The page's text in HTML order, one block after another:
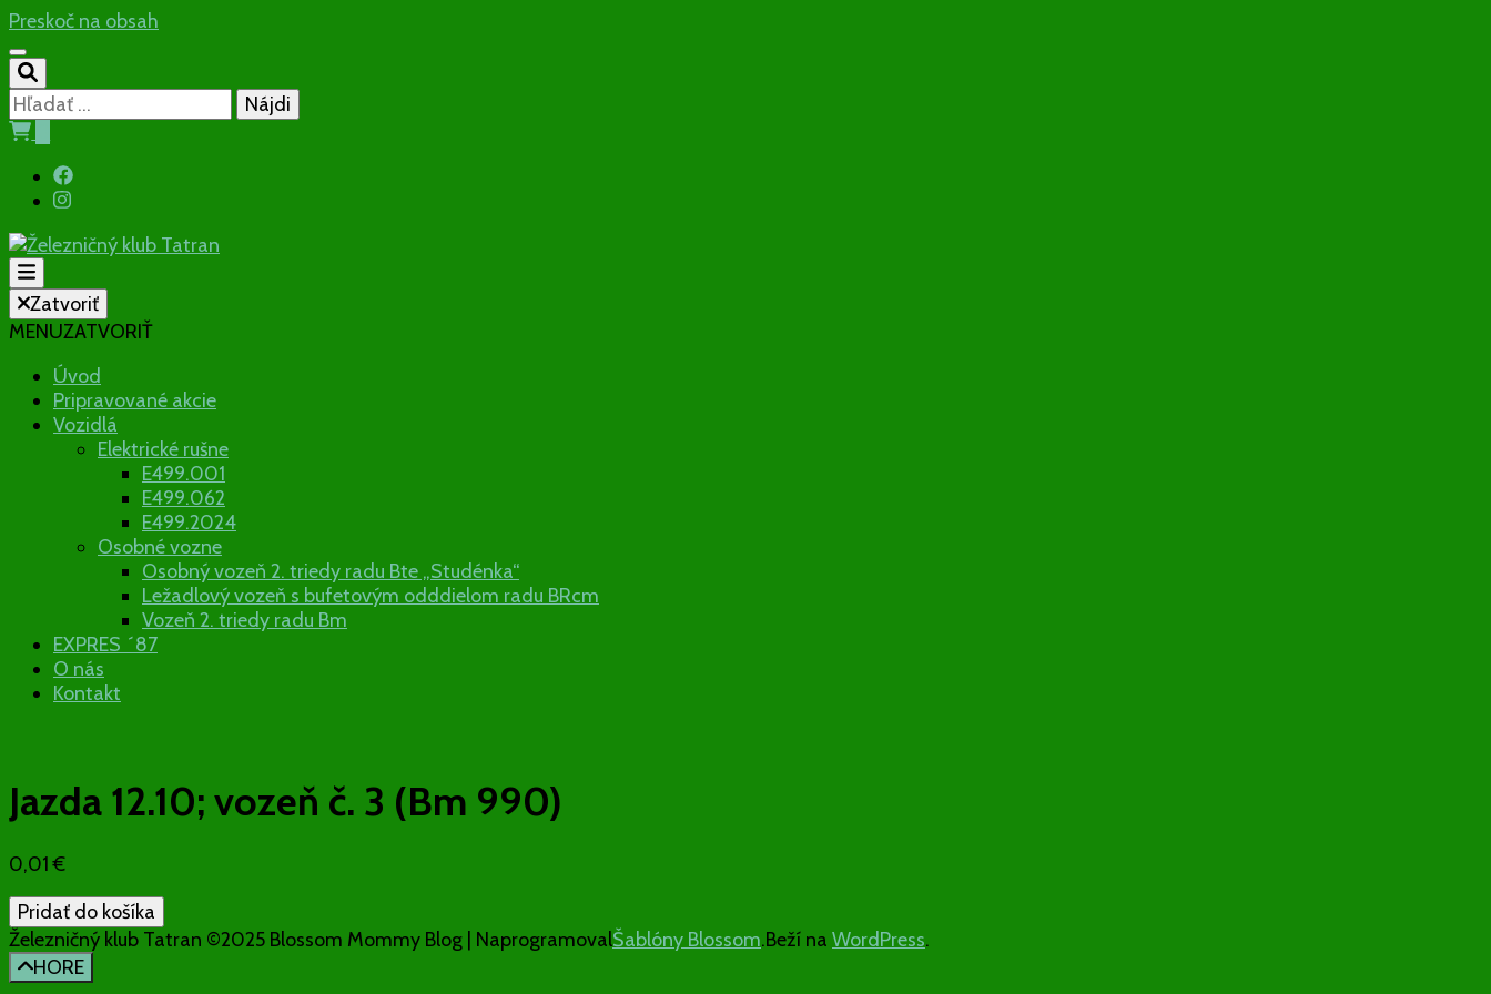
Preskoč na obsah
Hľadať:
Železničný klub Tatran
Občianske združenie
Zatvoriť
MENUZATVORIŤ
Úvod
Pripravované akcie
Vozidlá
Elektrické rušne
E499.001
E499.062
E499.2024
Osobné vozne
Osobný vozeň 2. triedy radu Bte „Studénka“
Ležadlový vozeň s bufetovým odddielom radu BRcm
Vozeň 2. triedy radu Bm
EXPRES ´87
O nás
Kontakt
Jazda 12.10; vozeň č. 3 (Bm 990)
0,01€
množstvo
Jazda
12.10;
vozeň
Pridať do košíka
Železničný klub Tatran ©2025 Blossom Mommy Blog | NaprogramovalŠablóny Blossom.Beží na WordPress.
HORE